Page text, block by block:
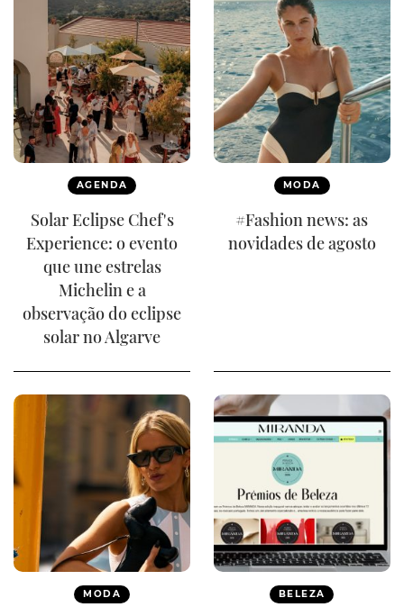
AGENDA
Solar Eclipse Chef's
Experience: o evento
que une estrelas
Michelin e a
observação do eclipse
solar no Algarve
MODA
#Fashion news: as
novidades de agosto
MODA BELEZA